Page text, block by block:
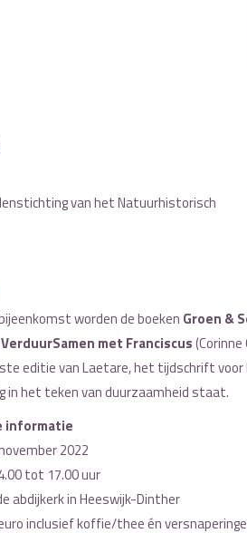
van het Natuurhistorisch
worden de boeken Groen &
VerduurSamen met Franciscus
editie van Laetare, het tijdschrift voor
in het teken van duurzaamheid staat.
informatie
2022
tot 17.00 uur
abdijkerk in Heeswijk-Dinther
inclusief koffie/thee én